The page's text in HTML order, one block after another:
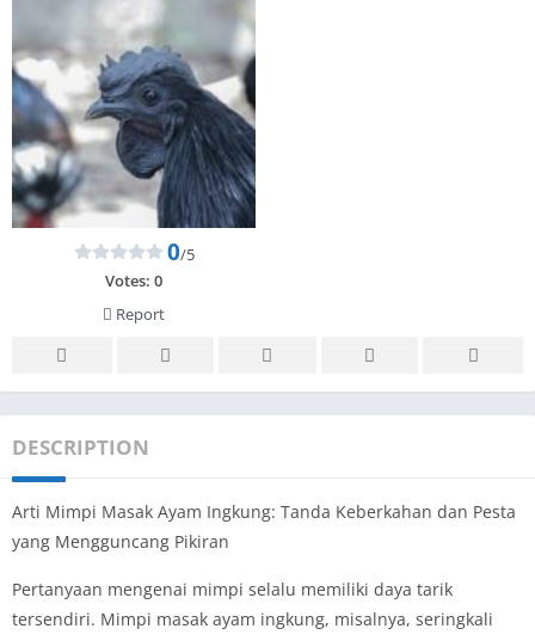
0/5
Votes: 0
Report
DESCRIPTION
Arti Mimpi Masak Ayam Ingkung: Tanda Keberkahan dan Pesta
yang Mengguncang Pikiran
Pertanyaan mengenai mimpi selalu memiliki daya tarik
tersendiri. Mimpi masak ayam ingkung, misalnya, seringkali